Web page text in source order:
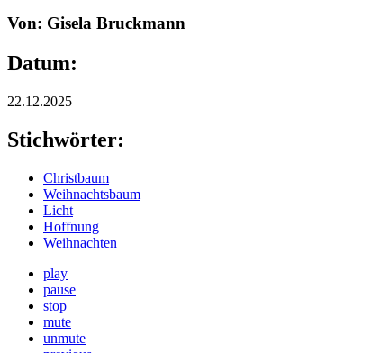
Von: Gisela Bruckmann
Datum:
22.12.2025
Stichwörter:
Christbaum
Weihnachtsbaum
Licht
Hoffnung
Weihnachten
play
pause
stop
mute
unmute